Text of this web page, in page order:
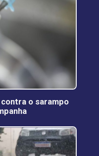
contra o sarampo